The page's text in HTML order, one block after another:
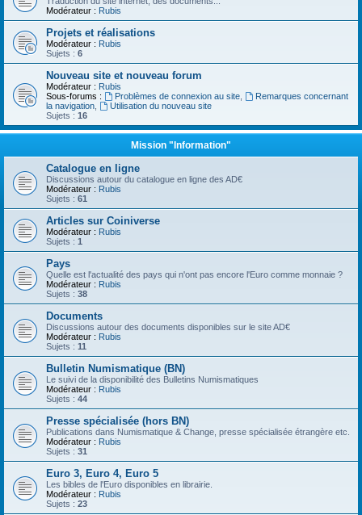
Modérateur : Rubis
Projets et réalisations
Modérateur : Rubis
Sujets : 6
Nouveau site et nouveau forum
Modérateur : Rubis
Sous-forums :
Problèmes de connexion au site,
Remarques concernant
la navigation
Utilisation du nouveau site
Sujets : 16
Mission "Information"
Catalogue en ligne
Discussions autour du catalogue en ligne des AD€
Modérateur : Rubis
Sujets : 61
Articles sur Coiniverse
Modérateur : Rubis
Sujets : 1
Pays
Quelle est l'actualité des pays qui n'ont pas encore l'Euro comme monnaie ?
Modérateur : Rubis
Sujets : 38
Documents
Discussions autour des documents disponibles sur le site AD€
Modérateur : Rubis
Sujets : 11
Bulletin Numismatique (BN)
Le suivi de la disponibilité des Bulletins Numismatiques
Modérateur : Rubis
Sujets : 44
Presse spécialisée (hors BN)
Publications dans Numismatique & Change, presse spécialisée étrangère etc.
Modérateur : Rubis
Sujets : 31
Euro 3, Euro 4, Euro 5
Les bibles de l'Euro disponibles en librairie.
Modérateur : Rubis
Sujets : 23